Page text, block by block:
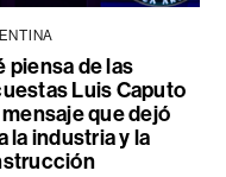
piensa de las
Luis Caputo
mensaje que dejó
la industria y la